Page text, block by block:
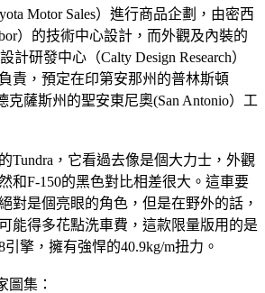
Motor Sales）進行商品企劃，由密西
）的技術中心設計，而外觀及內裝的
計研發中心（Calty Design Research）
責，預定在印第安那州的普林斯頓
克薩斯州的聖安東尼奧(San Antonio）工
Tundra，它看過去像是個大力士，外觀
和F-150的黑色對比相差很大。這車要
對是個亮眼的角色，但是在野外的話，
能得多花點洗車費，這款限量版用的是
擎，擁有強悍的40.9kg/m扭力。
圖集：